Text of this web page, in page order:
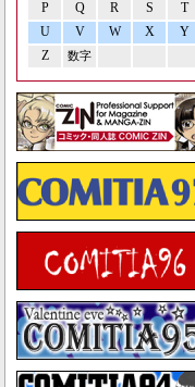
P Q R S
T
U
V W X
Y
Z
数字